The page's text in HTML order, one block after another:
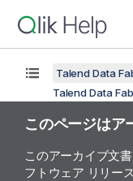
Talend Data
Talend Data
このページはア
このアーカイブ文
フトウェア リリー